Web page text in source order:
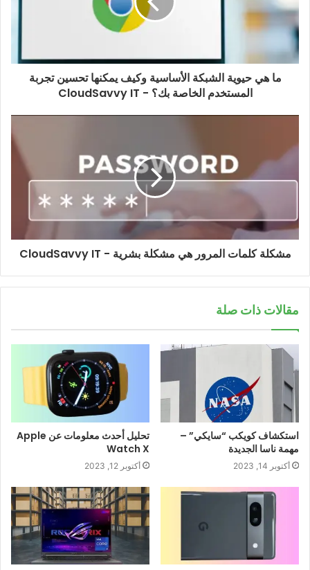
ما هي حيوية الشبكة الأساسية وكيف يمكنها تحسين تجربة
المستخدم الخاصة بك؟ - CloudSavvy IT
مشكلة كلمات المرور هي مشكلة بشرية - CloudSavvy IT
مقالات ذات صلة
استكشاف كويكب “سايكي” –
مهمة ناسا الجديدة
أكتوبر 14, 2023
تحليل أحدث معلومات عن Apple
Watch X
أكتوبر 12, 2023